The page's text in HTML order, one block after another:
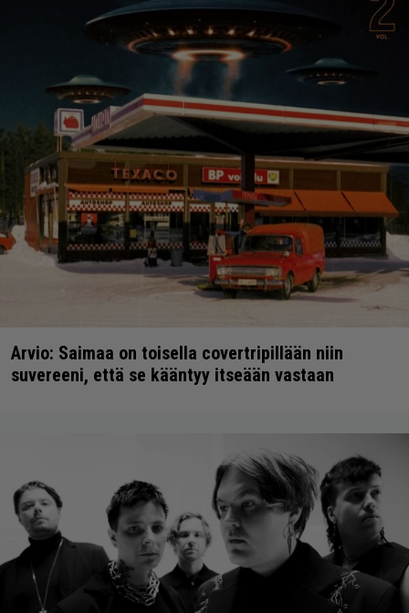
Arvio: Saimaa on toisella covertripillään niin
suvereeni, että se kääntyy itseään vastaan